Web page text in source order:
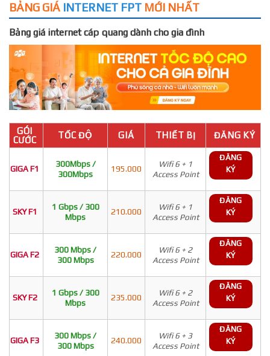
BẢNG GIÁ INTERNET FPT MỚI NHẤT
Bảng giá internet cáp quang dành cho gia đình
GÓI
CƯỚC
TỐC ĐỘ GIÁ THIẾT BỊ ĐĂNG KÝ
GIGA F1
300Mbps /
300Mbps
195.000
Wifi 6 + 1
Access Point
ĐĂNG
KÝ
SKY F1
1 Gbps / 300
Mbps
210.000
Wifi 6 + 1
Access Point
ĐĂNG
KÝ
GIGA F2
300 Mbps /
300 Mbps
220.000
Wifi 6 + 2
Access Point
ĐĂNG
KÝ
SKY F2
1 Gbps / 300
Mbps
235.000
Wifi 6 + 2
Access Point
ĐĂNG
KÝ
GIGA F3
300 Mbps /
300 Mbps
240.000
Wifi 6 + 3
Access Point
ĐĂNG
KÝ